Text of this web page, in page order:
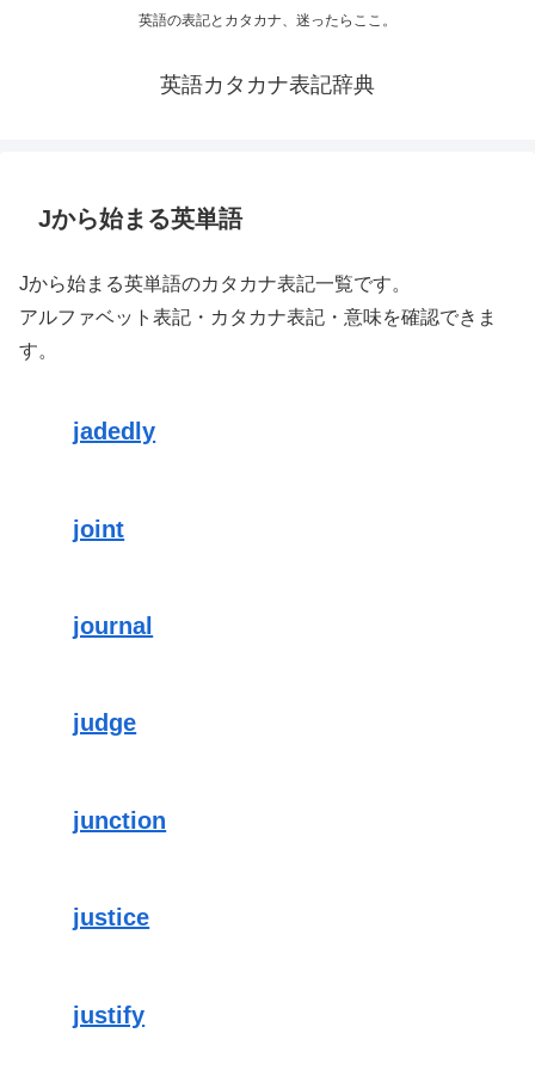
英語の表記とカタカナ、迷ったらここ。
英語カタカナ表記辞典
Jから始まる英単語
Jから始まる英単語のカタカナ表記一覧です。
アルファベット表記・カタカナ表記・意味を確認できま
す。
jadedly
joint
journal
judge
junction
justice
justify